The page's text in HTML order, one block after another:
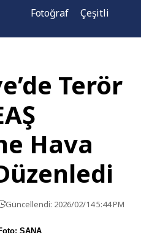
Fotoğraf
Çeşitli
Terör
Hava
Güncellendi: 2026/02/14 5:44 PM
SANA